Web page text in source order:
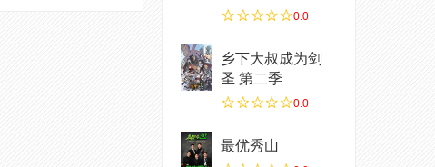
0.0
乡下大叔成为剑
圣 第二季
0.0
最优秀山